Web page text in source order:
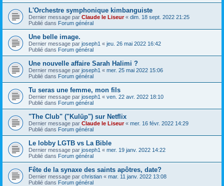
L'Orchestre symphonique kimbanguiste
Dernier message par Claude le Liseur« dim. 18 sept. 2022 21:25
Publié dans Forum général
Une belle image.
Dernier message par joseph1 « jeu. 26 mai 2022 16:42
Publié dans Forum général
Une nouvelle affaire Sarah Halimi ?
Dernier message par joseph1 « mer. 25 mai 2022 15:06
Publié dans Forum général
Tu seras une femme, mon fils
Dernier message par joseph1 « ven. 22 avr. 2022 18:10
Publié dans Forum général
"The Club" ("Kulüp") sur Netflix
Dernier message par Claude le Liseur« mer. 16 févr. 2022 14:29
Publié dans Forum général
Le lobby LGTB vs La Bible
Dernier message par joseph1 « mer. 19 janv. 2022 14:22
Publié dans Forum général
Fête de la synaxe des saints apôtres, date?
Dernier message par christian « mar. 11 janv. 2022 13:08
Publié dans Forum général